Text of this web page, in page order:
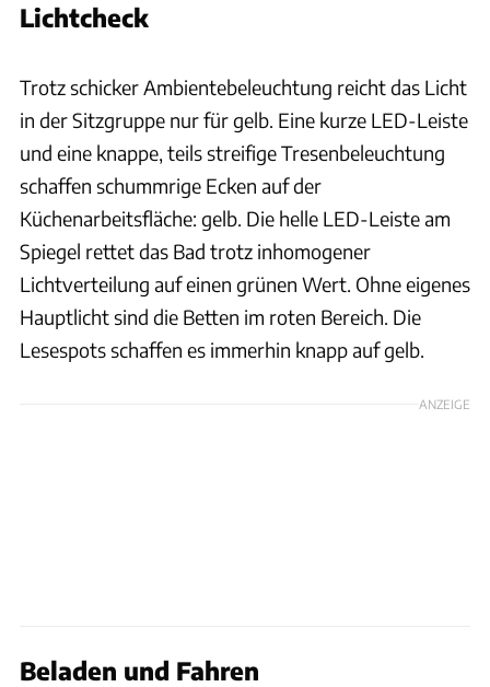
Lichtcheck
Trotz schicker Ambientebeleuchtung reicht das Licht
in der Sitzgruppe nur für gelb. Eine kurze LED-Leiste
und eine knappe, teils streifige Tresenbeleuchtung
schaffen schummrige Ecken auf der
Küchenarbeitsfläche: gelb. Die helle LED-Leiste am
Spiegel rettet das Bad trotz inhomogener
Lichtverteilung auf einen grünen Wert. Ohne eigenes
Hauptlicht sind die Betten im roten Bereich. Die
Lesespots schaffen es immerhin knapp auf gelb.
ANZEIGE
Beladen und Fahren